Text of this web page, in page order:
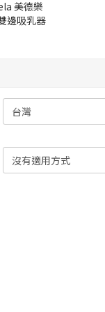
美德樂
邊吸乳器